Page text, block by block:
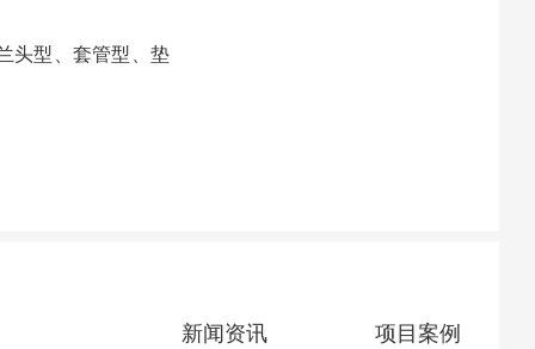
头型、套管型、垫
新闻资讯 项目案例